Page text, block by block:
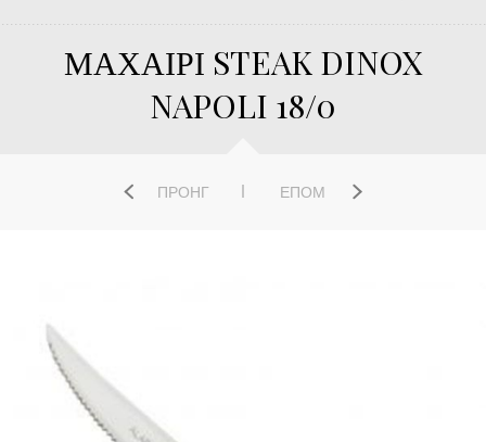
ΜΑΧΑΙΡΙ STEAK DINOX
NAPOLI 18/0
ΠΡΟΗΓ ΕΠΌΜ